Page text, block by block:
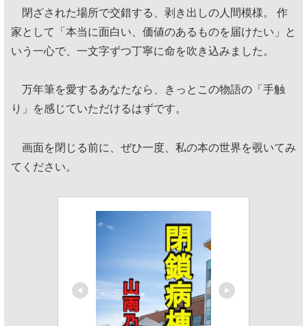
閉ざされた場所で交錯する、剥き出しの人間模様。 作
家として「本当に面白い、価値のあるものを届けたい」と
いう一心で、一文字ずつ丁寧に命を吹き込みました。
万年筆を愛するあなたなら、きっとこの物語の「手触
り」を感じていただけるはずです。
画面を閉じる前に、ぜひ一度、私の本の世界を覗いてみ
てください。